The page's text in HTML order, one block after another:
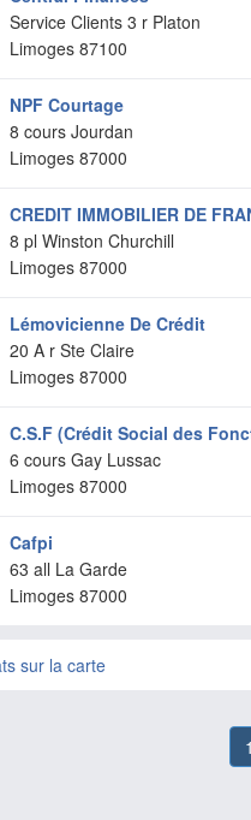
Service Clients 3 r Platon
Limoges 87100
NPF Courtage
8 cours Jourdan
Limoges 87000
CREDIT IMMOBILIER DE
8 pl Winston Churchill
Limoges 87000
Lémovicienne De Crédit
20 A r Ste Claire
Limoges 87000
C.S.F (Crédit Social des
6 cours Gay Lussac
Limoges 87000
Cafpi
63 all La Garde
Limoges 87000
sur la carte
1